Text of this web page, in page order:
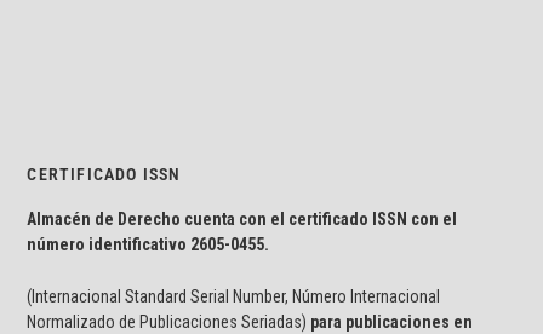
CERTIFICADO ISSN
Almacén de Derecho cuenta con el certificado ISSN con el
número identificativo 2605-0455.
(Internacional Standard Serial Number, Número Internacional
Normalizado de Publicaciones Seriadas) para publicaciones en